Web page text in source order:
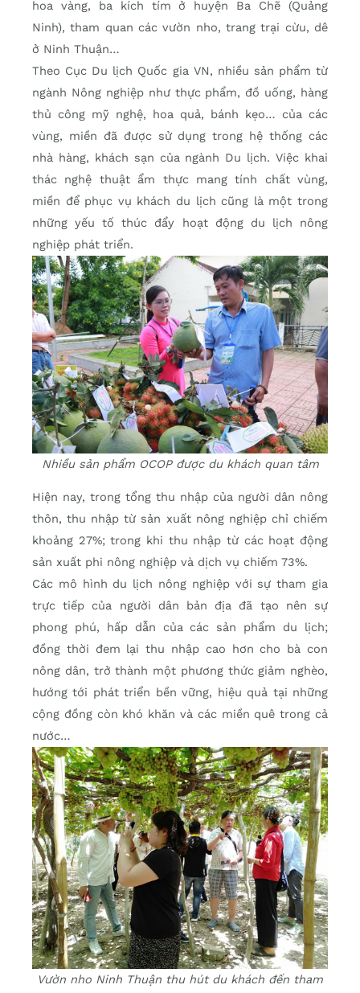
hoa vàng, ba kích tím ở huyện Ba Chẽ (Quảng
Ninh), tham quan các vườn nho, trang trại cừu, dê
ở Ninh Thuận…
Theo Cục Du lịch Quốc gia VN, nhiều sản phẩm từ
ngành Nông nghiệp như thực phẩm, đồ uống, hàng
thủ công mỹ nghệ, hoa quả, bánh kẹo… của các
vùng, miền đã được sử dụng trong hệ thống các
nhà hàng, khách sạn của ngành Du lịch. Việc khai
thác nghệ thuật ẩm thực mang tính chất vùng,
miền để phục vụ khách du lịch cũng là một trong
những yếu tố thúc đẩy hoạt động du lịch nông
nghiệp phát triển.
Nhiều sản phẩm OCOP được du khách quan tâm
Hiện nay, trong tổng thu nhập của người dân nông
thôn, thu nhập từ sản xuất nông nghiệp chỉ chiếm
khoảng 27%; trong khi thu nhập từ các hoạt động
sản xuất phi nông nghiệp và dịch vụ chiếm 73%.
Các mô hình du lịch nông nghiệp với sự tham gia
trực tiếp của người dân bản địa đã tạo nên sự
phong phú, hấp dẫn của các sản phẩm du lịch;
đồng thời đem lại thu nhập cao hơn cho bà con
nông dân, trở thành một phương thức giảm nghèo,
hướng tới phát triển bền vững, hiệu quả tại những
cộng đồng còn khó khăn và các miền quê trong cả
nước…
Vườn nho Ninh Thuận thu hút du khách đến tham